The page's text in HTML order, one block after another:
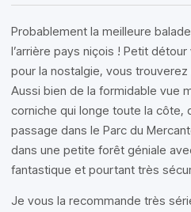
Probablement la meilleure
l’arrière pays niçois ! Petit
pour la nostalgie, vous
Aussi bien de la formidable vue
corniche qui longe toute la côte,
passage dans le Parc du
dans une petite forêt géniale
fantastique et pourtant très
Je vous la recommande très